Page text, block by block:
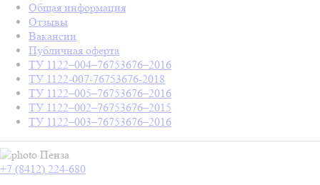
Общая информация
Отзывы
Вакансии
Публичная оферта
ТУ 1122–004–76753676–2016
ТУ 1122-007-76753676-2018
ТУ 1122–005–76753676–2016
ТУ 1122–002–76753676–2015
ТУ 1122–003–76753676–2016
Пенза
+7 (8412) 224-680